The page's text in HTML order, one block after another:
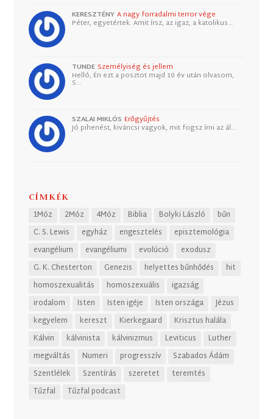
KERESZTÉNY A nagy forradalmi terror vége
Péter, egyetértek. Amit írsz, az igaz, a katolikus…
TUNDE Személyiség és jellem
Helló, Én ezt a posztot majd 10 év után olvasom,
S…
SZALAI MIKLÓS Erőgyűjtés
Jó pihenést, kiváncsi vagyok, mit fogsz írni az ál…
CÍMKÉK
1Móz 2Móz 4Móz Biblia Bolyki László
bűn
C. S. Lewis
egyház engesztelés
episztemológia
evangélium
evangéliumi evolúció
exodusz
G. K. Chesterton
Genezis helyettes bűnhődés
hit
homoszexualitás
homoszexuális
igazság
irodalom
Isten Isten igéje Isten országa
Jézus
kegyelem
kereszt Kierkegaard
Krisztus halála
Kálvin
kálvinista kálvinizmus Leviticus
Luther
megváltás
Numeri progresszív
Szabados Ádám
Szentlélek
Szentírás szeretet
teremtés
Tűzfal
Tűzfal podcast